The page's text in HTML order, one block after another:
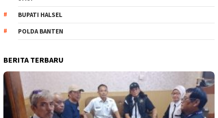
BUPATI HALSEL
POLDA BANTEN
BERITA TERBARU